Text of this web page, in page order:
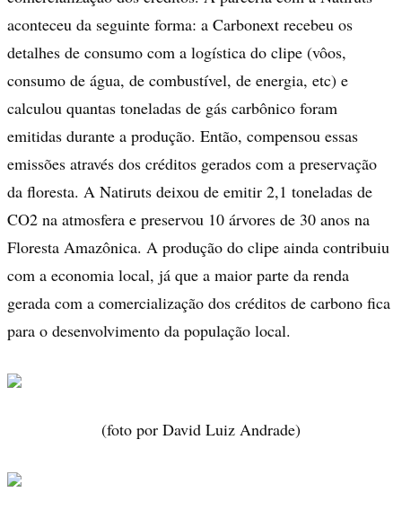
aconteceu da seguinte forma: a Carbonext recebeu os
detalhes de consumo com a logística do clipe (vôos,
consumo de água, de combustível, de energia, etc) e
calculou quantas toneladas de gás carbônico foram
emitidas durante a produção. Então, compensou essas
emissões através dos créditos gerados com a preservação
da floresta. A Natiruts deixou de emitir 2,1 toneladas de
CO2 na atmosfera e preservou 10 árvores de 30 anos na
Floresta Amazônica. A produção do clipe ainda contribuiu
com a economia local, já que a maior parte da renda
gerada com a comercialização dos créditos de carbono fica
para o desenvolvimento da população local.
(foto por David Luiz Andrade)